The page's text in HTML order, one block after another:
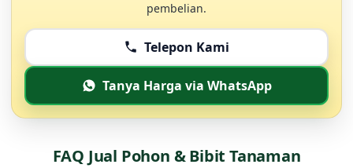
pembelian.
Telepon Kami
Tanya Harga via WhatsApp
FAQ Jual Pohon & Bibit Tanaman